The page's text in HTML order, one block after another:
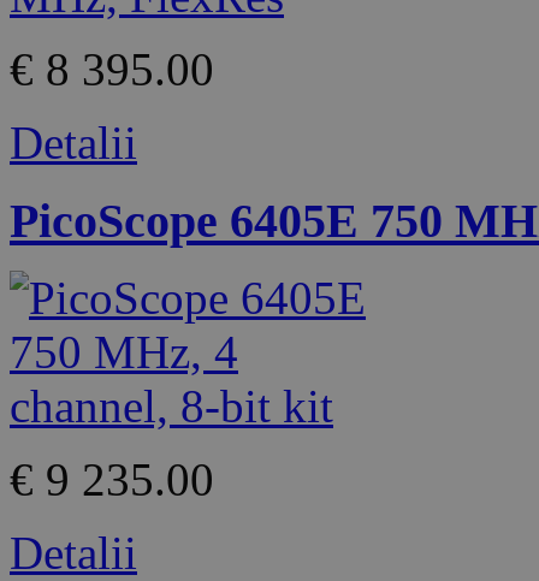
€ 8 395.00
Detalii
PicoScope 6405E 750
€ 9 235.00
Detalii